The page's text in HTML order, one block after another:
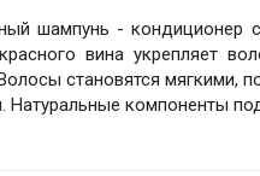
шампунь - кондиционер
вина укрепляет
становятся
Натуральные компоненты